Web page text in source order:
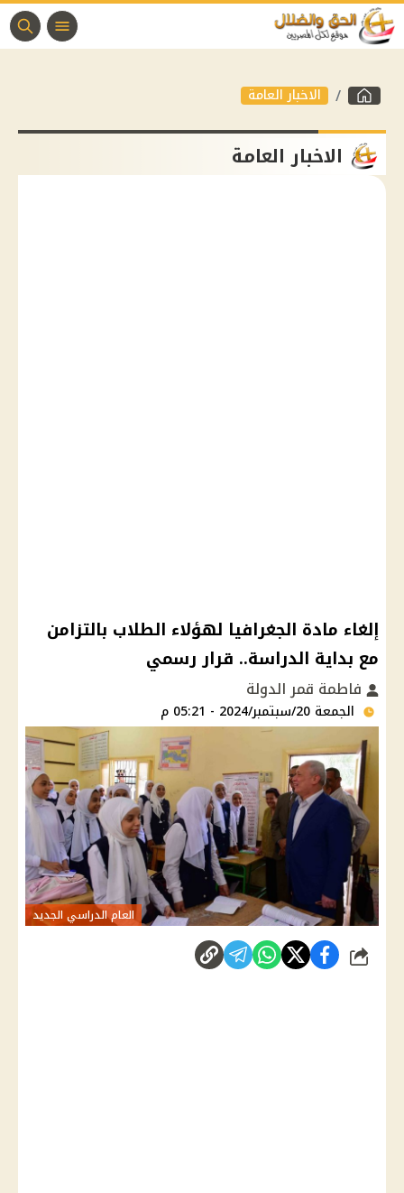
الاخبار العامة
الاخبار العامة
إلغاء مادة الجغرافيا لهؤلاء الطلاب بالتزامن
مع بداية الدراسة.. قرار رسمي
فاطمة قمر الدولة
الجمعة 20/سبتمبر/2024 - 05:21 م
العام الدراسي الجديد
شارك